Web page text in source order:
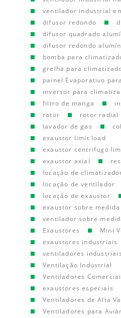
ventilador industrial
difusor redondo
difusor quadrado
difusor redondo
bomba para
grelha para
painel Evaporativo
inversor para
filtro de manga
rotor
rotor radial
lavador de gas
exaustor limit load
exaustor centrifugo
exaustor axial
locação de
locação de ventilador
locação de exaustor
exaustor sobre medida
ventilador sobre
Exaustores
Mini
exaustores industriais
ventiladores industriais
Ventilação Industrial
Ventiladores
exaustores especiais
Ventiladores de Alta
Ventiladores para